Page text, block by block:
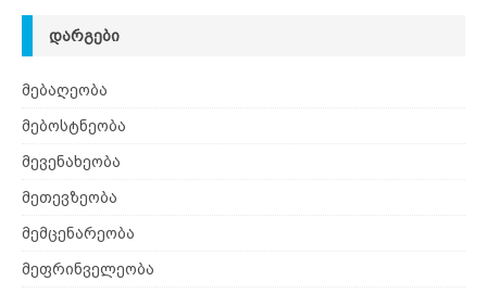
ᲓᲐᲠᲒᲔᲑᲘ
მებაღეობა
მებოსტნეობა
მევენახეობა
მეთევზეობა
მემცენარეობა
მეფრინველეობა